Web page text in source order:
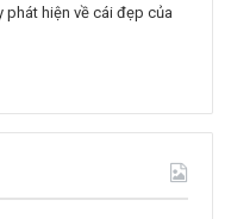
phát hiện về cái đẹp của